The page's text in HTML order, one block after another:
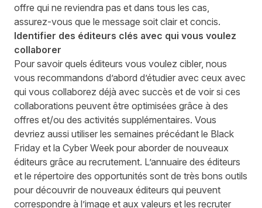
offre qui ne reviendra pas et dans tous les cas,
assurez-vous que le message soit clair et concis.
Identifier des éditeurs clés avec qui vous voulez
collaborer
Pour savoir quels éditeurs vous voulez cibler, nous
vous recommandons d’abord d’étudier avec ceux avec
qui vous collaborez déjà avec succès et de voir si ces
collaborations peuvent être optimisées grâce à des
offres et/ou des activités supplémentaires. Vous
devriez aussi utiliser les semaines précédant le Black
Friday et la Cyber Week pour aborder de nouveaux
éditeurs grâce au recrutement. L’annuaire des éditeurs
et le répertoire des opportunités sont de très bons outils
pour découvrir de nouveaux éditeurs qui peuvent
correspondre à l’image et aux valeurs et les recruter